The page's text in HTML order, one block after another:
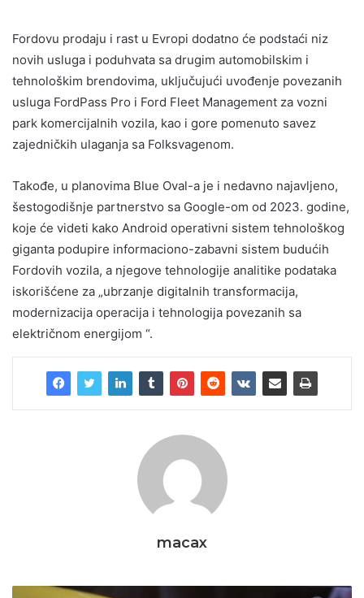
Fordovu prodaju i rast u Evropi dodatno će podstaći niz
novih usluga i poduhvata sa drugim automobilskim i
tehnološkim brendovima, uključujući uvođenje povezanih
usluga FordPass Pro i Ford Fleet Management za vozni
park komercijalnih vozila, kao i gore pomenuto savez
zajedničkih ulaganja sa Folksvagenom.
Takođe, u planovima Blue Oval-a je i nedavno najavljeno,
šestogodišnje partnerstvo sa Google-om od 2023. godine,
koje će videti kako Android operativni sistem tehnološkog
giganta podupire informaciono-zabavni sistem budućih
Fordovih vozila, a njegove tehnologije analitike podataka
iskorišćene za „ubrzanje digitalnih transformacija,
modernizacija operacija i tehnologija povezanih sa
električnom energijom “.
macax